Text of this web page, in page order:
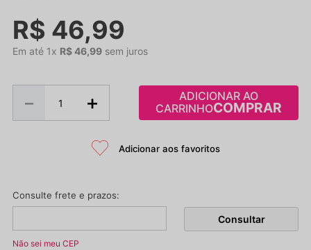
R$ 46,99
Em até 1x R$46,99 sem juros
＋
－
ADICIONAR AO
CARRINHO
Não sei meu CEP